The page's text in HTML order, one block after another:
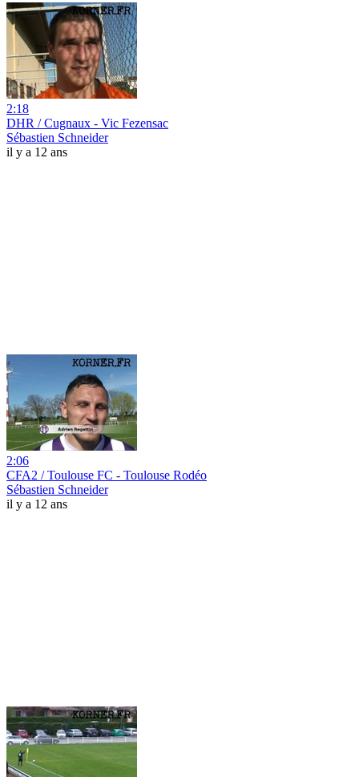
2:18
DHR / Cugnaux - Vic Fezensac
Sébastien Schneider
il y a 12 ans
2:06
CFA2 / Toulouse FC - Toulouse Rodéo
Sébastien Schneider
il y a 12 ans